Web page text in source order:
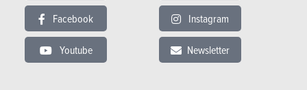
Facebook Instagram
Youtube Newsletter